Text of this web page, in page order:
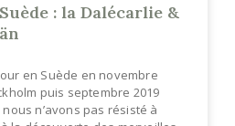
: la Dalécarlie &
en Suède en novembre
puis septembre 2019
n’avons pas résisté à